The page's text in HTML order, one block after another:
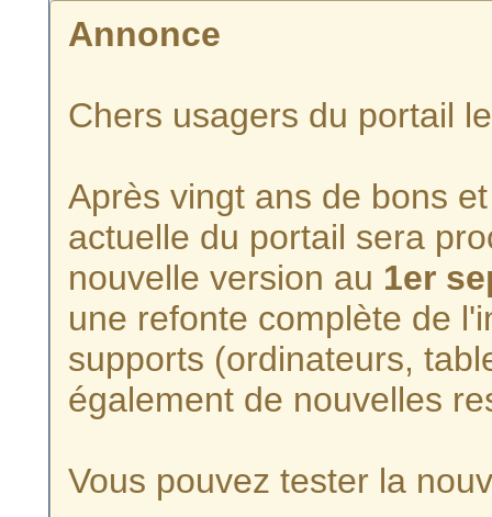
Annonce
Chers usagers du portail
Après vingt ans de bons
actuelle du portail sera
nouvelle version au 1er
une refonte complète de
supports (ordinateurs,
également de nouvelles
Vous pouvez tester la